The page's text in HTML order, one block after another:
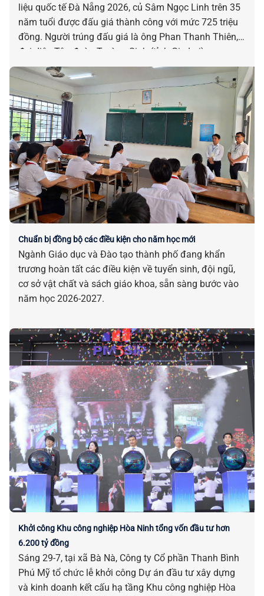
liệu quốc tế Đà Nẵng 2026, củ Sâm Ngọc Linh trên 35
năm tuổi được đấu giá thành công với mức 725 triệu
đồng. Người trúng đấu giá là ông Phan Thanh Thiên,
đại diện Tập đoàn Trường Sinh (tỉnh Gia Lai).
Chuẩn bị đồng bộ các điều kiện cho năm học mới
Ngành Giáo dục và Đào tạo thành phố đang khẩn
trương hoàn tất các điều kiện về tuyển sinh, đội ngũ,
cơ sở vật chất và sách giáo khoa, sẵn sàng bước vào
năm học 2026-2027.
Khởi công Khu công nghiệp Hòa Ninh tổng vốn đầu tư hơn
6.200 tỷ đồng
Sáng 29-7, tại xã Bà Nà, Công ty Cổ phần Thanh Bình
Phú Mỹ tổ chức lễ khởi công Dự án đầu tư xây dựng
và kinh doanh kết cấu hạ tầng Khu công nghiệp Hòa